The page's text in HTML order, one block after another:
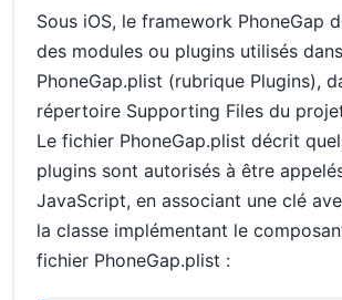
Sous iOS, le framework PhoneGap
des modules ou plugins utilisés
PhoneGap.plist (rubrique Plugins),
répertoire Supporting Files du
Le fichier PhoneGap.plist décrit
plugins sont autorisés à être
JavaScript, en associant une clé
la classe implémentant le
fichier PhoneGap.plist :